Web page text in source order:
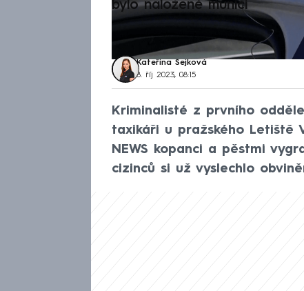
bylo naložené municí
Kateřina Sejková
8. říj 2023, 08:15
Kriminalisté z prvního
taxikáři u pražského Letiště
NEWS kopanci a pěstmi
cizinců si už vyslechlo